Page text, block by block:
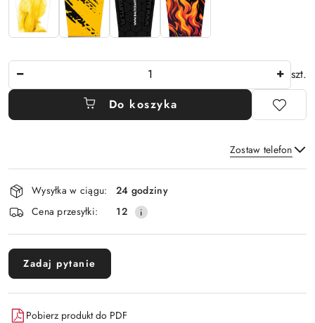
szt.
Do koszyka
Zostaw telefon
Wyślij
Dostępność
i
dostawa
Wysyłka w ciągu:
24 godziny
Cena przesyłki:
12
Zadaj pytanie
Pobierz produkt do PDF